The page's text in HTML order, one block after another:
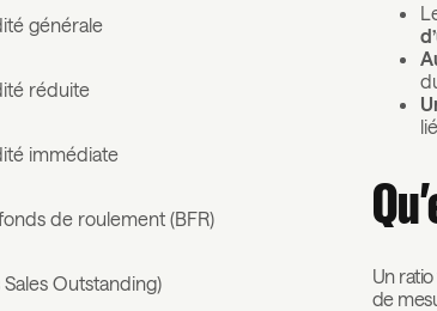
générale
réduite
immédiate
de roulement (BFR)
Sales Outstanding) Un
de